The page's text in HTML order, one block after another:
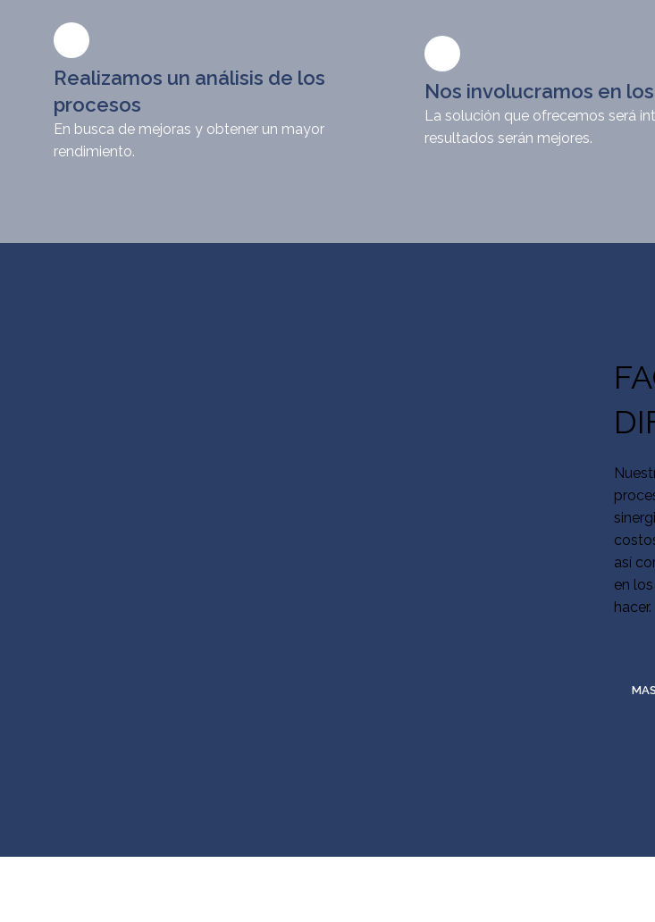
Realizamos un análisis de los
procesos
En busca de mejoras y obtener un mayor
rendimiento.
Nos involucramos en
La solución que ofrecemos será
resultados serán mejores.
así
en
hacer.